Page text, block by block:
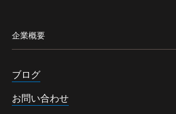
企業概要
ブログ
お問い合わせ